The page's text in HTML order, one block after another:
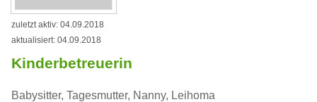
zuletzt aktiv: 04.09.2018
aktualisiert: 04.09.2018
Kinderbetreuerin
Babysitter, Tagesmutter, Nanny, Leihoma